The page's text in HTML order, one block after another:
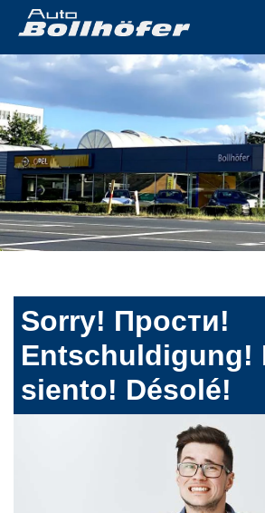
Sorry! Прости!
Entschuldigung!
siento! Désolé!